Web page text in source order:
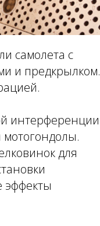
самолета с
и предкрылком.
интерференции
для
эффекты